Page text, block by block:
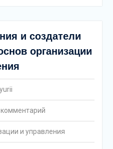
и создатели
организации
yurii
и управления